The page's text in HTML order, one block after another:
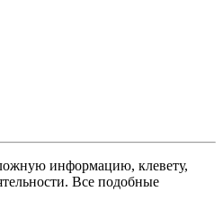
информацию, клевету,
Все подобные